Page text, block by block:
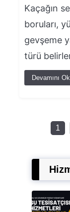
Kaçağın
boruları,
gevşeme
türü
Devamını
1